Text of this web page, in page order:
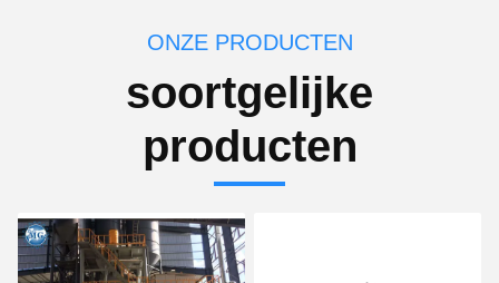
ONZE PRODUCTEN
soortgelijke
producten